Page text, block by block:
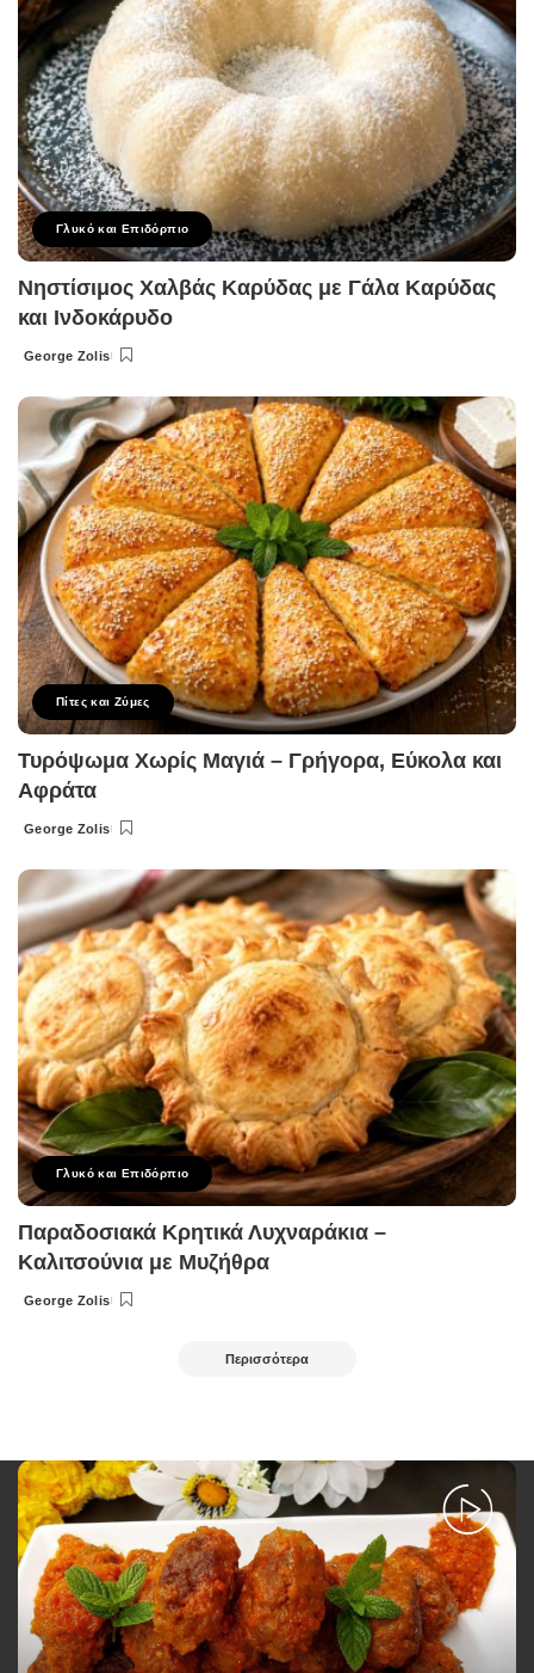
Γλυκό και Επιδόρπιο
Νηστίσιμος Χαλβάς Καρύδας με Γάλα Καρύδας
και Ινδοκάρυδο
Posted
George Zolis
Πίτες και Ζύμες
Τυρόψωμα Χωρίς Μαγιά – Γρήγορα, Εύκολα και
Αφράτα
Posted
George Zolis
Γλυκό και Επιδόρπιο
Παραδοσιακά Κρητικά Λυχναράκια –
Καλιτσούνια με Μυζήθρα
Posted
George Zolis
Περισσότερα